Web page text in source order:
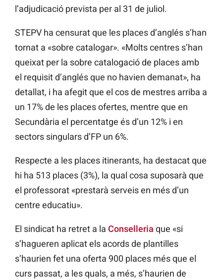
l’adjudicació prevista per al 31 de juliol.
STEPV ha censurat que les places d’anglés s’han
tornat a «sobre catalogar». «Molts centres s’han
queixat per la sobre catalogació de places amb
el requisit d’anglés que no havien demanat», ha
detallat, i ha afegit que el cos de mestres arriba a
un 17% de les places ofertes, mentre que en
Secundària el percentatge és d’un 12% i en
sectors singulars d’FP un 6%.
Respecte a les places itinerants, ha destacat que
hi ha 513 places (3%), la qual cosa suposarà que
el professorat «prestarà serveis en més d’un
centre educatiu».
El sindicat ha retret a la Conselleria que «si
s’hagueren aplicat els acords de plantilles
s’haurien fet una oferta 900 places més que el
curs passat, a les quals, a més, s’haurien de